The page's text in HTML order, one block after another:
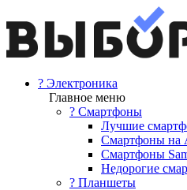
? Электроника
Главное меню
? Смартфоны
Лучшие
Смартфоны на
Смартфоны
Недорогие
? Планшеты